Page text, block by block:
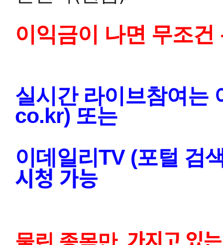
이익금이 나면 무조
실시간 라이브참여는
co.kr) 또는
이데일리TV (포털 검
시청 가능